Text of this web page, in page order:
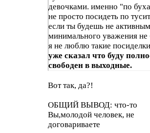
девочками. именно "по
не просто посидеть по
если ты будешь не
минимального уважения не
я не люблю такие
уже сказал что буду
свободен в выходные.
Вот так, да?!
ОБЩИЙ ВЫВОД: что-то
Вы,молодой человек, не
договариваете